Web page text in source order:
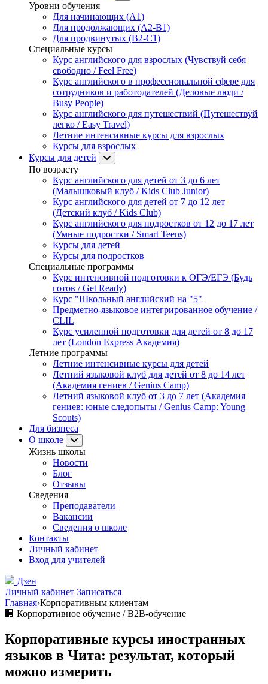
Уровни обучения
Для начинающих (A1)
Для продолжающих (A2-B1)
Для продвинутых (B2-C1)
Специальные курсы
Курс английского для взрослых (Чувствуй себя
свободно / Feel Free)
Курс английского в профессиональной сфере для
сотрудников и работодателей (Деловые люди /
Busy People)
Курс английского для путешествий (Путешествуй
легко / Easy Travel)
Летние интенсивные курсы для взрослых
Курсы для взрослых
Курсы для детей
По возрасту
Курс английского для детей от 3 до 6 лет
(Малышковый клуб / Kids Club Junior)
Курс английского для детей от 7 до 12 лет
(Детский клуб / Kids Club)
Курс английского для подростков от 12 до 17 лет
(Умные подростки / Smart Teens)
Курсы для детей
Курсы для подростков
Специальные программы
Курс интенсивной подготовки к ОГЭ/ЕГЭ (Будь
готов / Get Ready)
Курс "Школьный английский на "5"
Предметно-языковое интегрированное обучение /
CLIL
Курс усиленной подготовки для детей от 8 до 17
лет (London Express Академия)
Летние программы
Летние интенсивные курсы для детей
Летний языковой клуб для детей от 8 до 14 лет
(Академия гениев / Genius Camp)
Летний языковой клуб от 3 до 7 лет (Академия
гениев: юные следопыты / Genius Camp: Young
Scouts)
Для бизнеса
О школе
Жизнь школы
Новости
Блог
Отзывы
Сведения
Преподаватели
Вакансии
Сведения о школе
Контакты
Личный кабинет
Вход для учителей
Дзен
Личный кабинет Записаться
Главная›Корпоративным клиентам
🏢 Корпоративное обучение / B2B-обучение
Корпоративные курсы иностранных
языков в Чита: результат, который
можно измерить